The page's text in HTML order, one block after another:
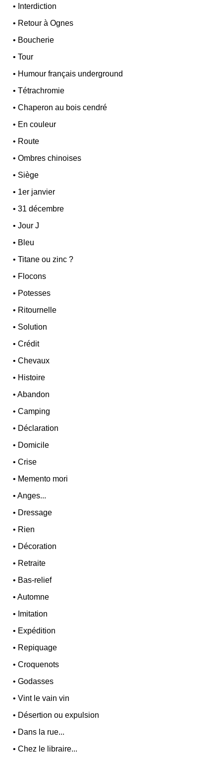
• Interdiction
• Retour à Ognes
• Boucherie
•Tour
• Humour français underground
•Tétrachromie
•Chaperon au bois cendré
• En couleur
• Route
•Ombres chinoises
• Siège
• 1er janvier
•31 décembre
•Jour J
• Bleu
•Titane ou zinc ?
• Flocons
• Potesses
• Ritournelle
• Solution
•Crédit
•Chevaux
• Histoire
•Abandon
•Camping
• Déclaration
• Domicile
•Crise
• Memento mori
•Anges...
• Dressage
• Rien
• Décoration
• Retraite
• Bas-relief
•Automne
• Imitation
• Expédition
• Repiquage
•Croquenots
•Godasses
•Vint le vain vin
• Désertion ou expulsion
• Dans la rue...
•Chez le libraire...